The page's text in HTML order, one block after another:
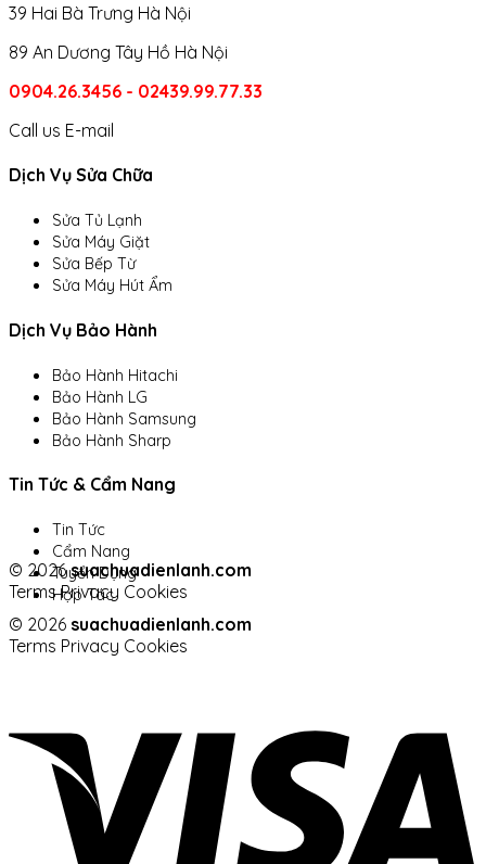
39 Hai Bà Trưng Hà Nội
89 An Dương Tây Hồ Hà Nội
0904.26.3456 - 02439.99.77.33
Call us E-mail
Dịch Vụ Sửa Chữa
Sửa Tủ Lạnh
Sửa Máy Giặt
Sửa Bếp Từ
Sửa Máy Hút Ẩm
Dịch Vụ Bảo Hành
Bảo Hành Hitachi
Bảo Hành LG
Bảo Hành Samsung
Bảo Hành Sharp
Tin Tức & Cẩm Nang
Tin Tức
Cẩm Nang
Tuyển Dụng
Hợp Tác
© 2026suachuadienlanh.com
Terms Privacy Cookies
© 2026 suachuadienlanh.com
Terms Privacy Cookies